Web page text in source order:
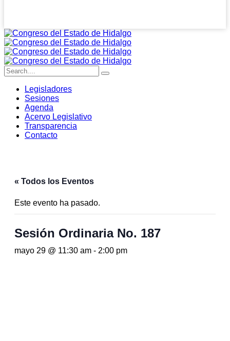
Legisladores
Sesiones
Agenda
Acervo Legislativo
Transparencia
Contacto
« Todos los Eventos
Este evento ha pasado.
Sesión Ordinaria No. 187
mayo 29 @ 11:30 am - 2:00 pm